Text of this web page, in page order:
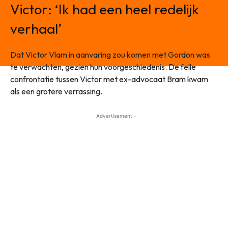
Victor: ‘Ik had een heel redelijk
verhaal’
Dat Victor Vlam in aanvaring zou komen met Gordon was
te verwachten, gezien hun voorgeschiedenis. De felle
confrontatie tussen Victor met ex-advocaat Bram kwam
als een grotere verrassing.
- Advertisement -